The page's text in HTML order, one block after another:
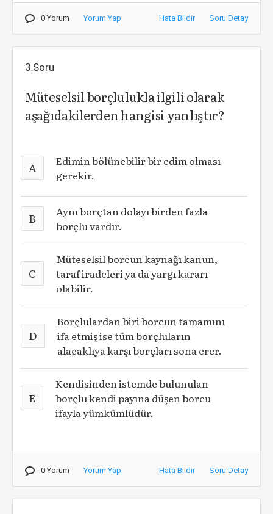
0 Yorum Yorum Yap Hata Bildir Soru Detay
3.Soru
Müteselsil borçlulukla ilgili olarak
aşağıdakilerden hangisi yanlıştır?
A
Edimin bölünebilir bir edim olması
gerekir.
B
Aynı borçtan dolayı birden fazla
borçlu vardır.
C
Müteselsil borcun kaynağı kanun,
taraf iradeleri ya da yargı kararı
olabilir.
D
Borçlulardan biri borcun tamamını
ifa etmiş ise tüm borçluların
alacaklıya karşı borçları sona erer.
E
Kendisinden istemde bulunulan
borçlu kendi payına düşen borcu
ifayla yümkümlüdür.
0 Yorum Yorum Yap Hata Bildir Soru Detay